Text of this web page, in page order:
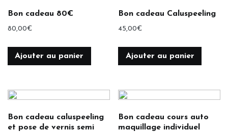
Bon cadeau 80€
80,00€
Ajouter au panier
Bon cadeau Caluspeeling
45,00€
Ajouter au panier
Bon cadeau caluspeeling
et pose de vernis semi
Bon cadeau cours auto
maquillage individuel